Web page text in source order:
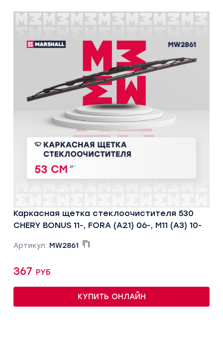
Каркасная щетка стеклоочистителя 530
CHERY BONUS 11-, FORA (A21) 06-, M11 (A3) 10-
Артикул: MW2861
367 руб
КУПИТЬ ОНЛАЙН